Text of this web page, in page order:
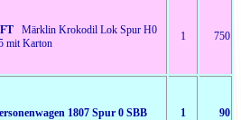
Märklin Krokodil Lok Spur H0
mit Karton
1 750
1807 Spur 0 SBB 1 90